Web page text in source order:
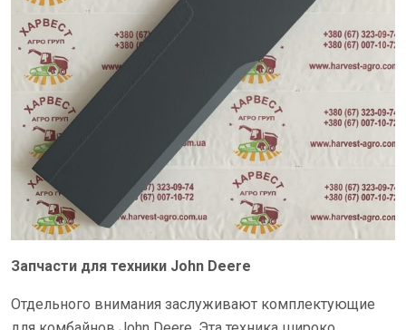
Запчасти для техники John Deere
Отдельного внимания заслуживают комплектующие